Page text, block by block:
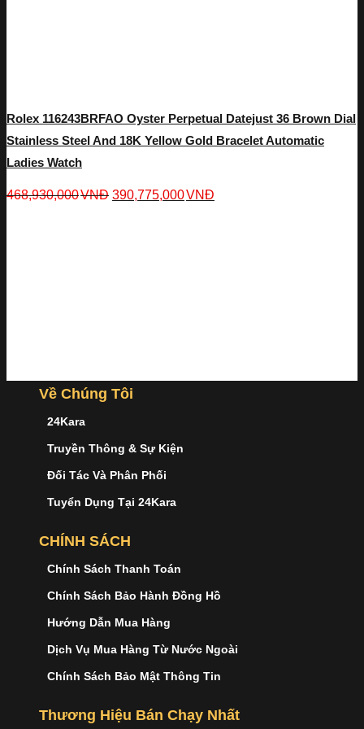
Rolex 116243BRFAO Oyster Perpetual Datejust 36 Brown Dial
Stainless Steel And 18K Yellow Gold Bracelet Automatic
Ladies Watch
468,930,000VNĐ 390,775,000VNĐ
Về Chúng Tôi
24Kara
Truyền Thông & Sự Kiện
Đối Tác Và Phân Phối
Tuyển Dụng Tại 24Kara
CHÍNH SÁCH
Chính Sách Thanh Toán
Chính Sách Bảo Hành Đồng Hồ
Hướng Dẫn Mua Hàng
Dịch Vụ Mua Hàng Từ Nước Ngoài
Chính Sách Bảo Mật Thông Tin
Thương Hiệu Bán Chạy Nhất